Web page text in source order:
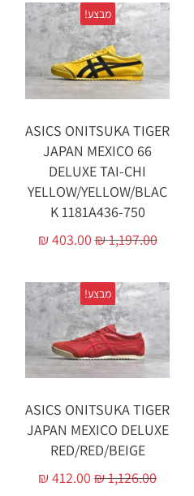
מבצע!
ASICS ONITSUKA TIGER
JAPAN MEXICO 66
DELUXE TAI-CHI
YELLOW/YELLOW/BLAC
K 1181A436-750
₪1,197.00
₪403.00
מבצע!
ASICS ONITSUKA TIGER
JAPAN MEXICO DELUXE
RED/RED/BEIGE
₪1,126.00
₪412.00